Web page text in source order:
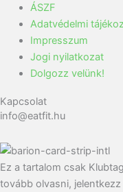
ÁSZF
Adatvédelmi
Impresszum
Jogi nyilatkozat
Dolgozz velünk!
Kapcsolat
info@eatfit.hu
Ez a tartalom csak
tovább olvasni,